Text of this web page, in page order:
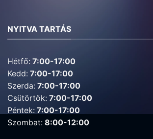
NYITVA TARTÁS
Hétfő: 7:00-17:00
Kedd: 7:00-17:00
Szerda: 7:00-17:00
Csütörtök: 7:00-17:00
Péntek: 7:00-17:00
Szombat: 8:00-12:00